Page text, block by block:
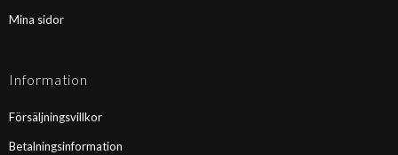
Mina sidor
Information
Försäljningsvillkor
Betalningsinformation